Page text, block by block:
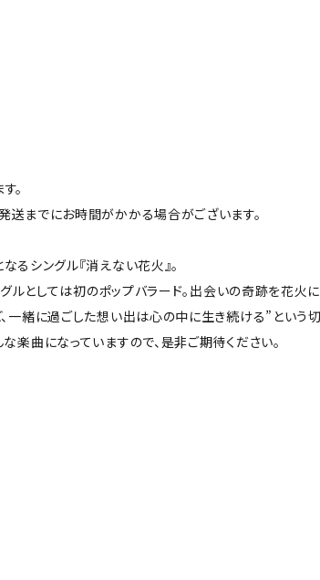
。
送までにお時間がかかる場合がございます。
シングル『消えない花火』。
としては初のポップバラード。出会いの奇跡を花火
一緒に過ごした想い出は心の中に生き続ける”という
楽曲になっていますので、是非ご期待ください。